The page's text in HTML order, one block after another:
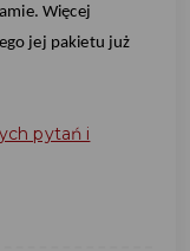
Więcej
jej pakietu już
pytań i